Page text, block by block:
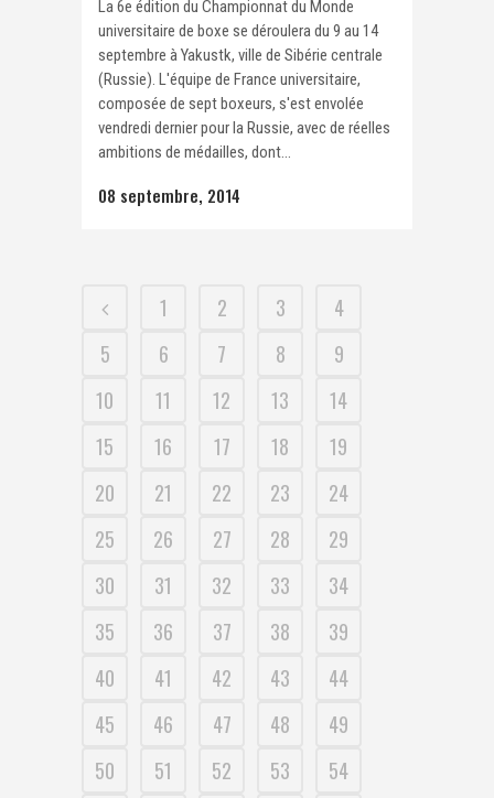
La 6e édition du Championnat du Monde
universitaire de boxe se déroulera du 9 au 14
septembre à Yakustk, ville de Sibérie centrale
(Russie). L'équipe de France universitaire,
composée de sept boxeurs, s'est envolée
vendredi dernier pour la Russie, avec de réelles
ambitions de médailles, dont...
08 septembre, 2014
1 2 3
4
5
6 7 8
9
10
11 12 13
14
15
16 17 18
19
20
21 22 23
24
25
26 27 28
29
30
31 32 33
34
35
36 37 38
39
40
41 42 43
44
45
46 47 48
49
50
51 52 53
54